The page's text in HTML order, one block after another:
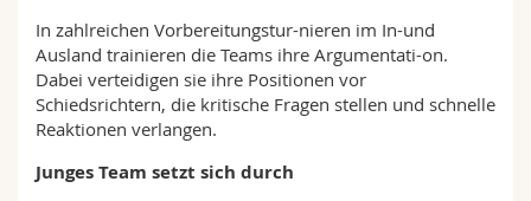
In zahlreichen Vorbereitungstur-nieren im In-und
Ausland trainieren die Teams ihre Argumentati-on.
Dabei verteidigen sie ihre Positionen vor
Schiedsrichtern, die kritische Fragen stellen und schnelle
Reaktionen verlangen.
Junges Team setzt sich durch